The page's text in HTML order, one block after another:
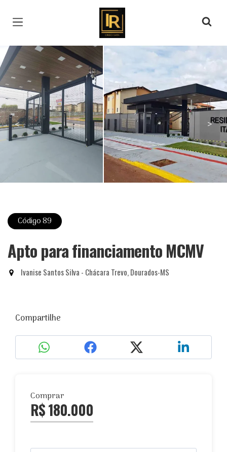
Página inicial
< >
Código 89
Apto para financiamento MCMV
Ivanise Santos Silva - Chácara Trevo, Dourados-MS
Compartilhe
Comprar
R$ 180.000